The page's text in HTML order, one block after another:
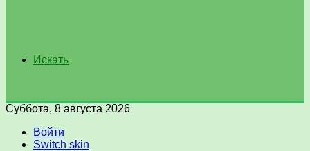
Искать
Суббота, 8 августа 2026
Войти
Switch skin